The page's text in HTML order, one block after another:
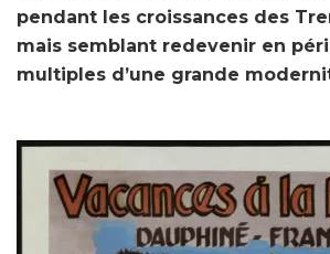
pendant les croissances des
mais semblant redevenir en
multiples d’une grande